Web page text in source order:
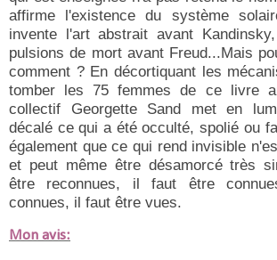
affirme l'existence du système
invente l'art abstrait avant
pulsions de mort avant Freud...Mais
comment ? En décortiquant les
tomber les 75 femmes de ce livre
collectif Georgette Sand met en
décalé ce qui a été occulté, spolié ou
également que ce qui rend invisible
et peut même être désamorcé très
être reconnues, il faut être
connues, il faut être vues.
Mon avis: